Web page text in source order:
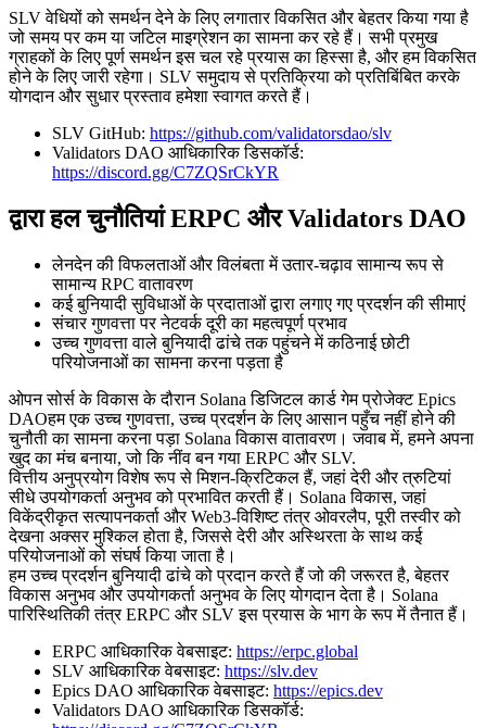
SLV वेधियों को समर्थन देने के लिए लगातार विकसित और बेहतर किया गया है
जो समय पर कम या जटिल माइग्रेशन का सामना कर रहे हैं। सभी प्रमुख
ग्राहकों के लिए पूर्ण समर्थन इस चल रहे प्रयास का हिस्सा है, और हम विकसित
होने के लिए जारी रहेगा। SLV समुदाय से प्रतिक्रिया को प्रतिबिंबित करके
योगदान और सुधार प्रस्ताव हमेशा स्वागत करते हैं।
SLV GitHub: https://github.com/validatorsdao/slv
Validators DAO आधिकारिक डिसकॉर्ड:
https://discord.gg/C7ZQSrCkYR
द्वारा हल चुनौतियां ERPC और Validators DAO
लेनदेन की विफलताओं और विलंबता में उतार-चढ़ाव सामान्य रूप से
सामान्य RPC वातावरण
कई बुनियादी सुविधाओं के प्रदाताओं द्वारा लगाए गए प्रदर्शन की सीमाएं
संचार गुणवत्ता पर नेटवर्क दूरी का महत्वपूर्ण प्रभाव
उच्च गुणवत्ता वाले बुनियादी ढांचे तक पहुंचने में कठिनाई छोटी
परियोजनाओं का सामना करना पड़ता है
ओपन सोर्स के विकास के दौरान Solana डिजिटल कार्ड गेम प्रोजेक्ट Epics
DAOहम एक उच्च गुणवत्ता, उच्च प्रदर्शन के लिए आसान पहुँच नहीं होने की
चुनौती का सामना करना पड़ा Solana विकास वातावरण। जवाब में, हमने अपना
खुद का मंच बनाया, जो कि नींव बन गया ERPC और SLV.
वित्तीय अनुप्रयोग विशेष रूप से मिशन-क्रिटिकल हैं, जहां देरी और त्रुटियां
सीधे उपयोगकर्ता अनुभव को प्रभावित करती हैं। Solana विकास, जहां
विकेंद्रीकृत सत्यापनकर्ता और Web3-विशिष्ट तंत्र ओवरलैप, पूरी तस्वीर को
देखना अक्सर मुश्किल होता है, जिससे देरी और अस्थिरता के साथ कई
परियोजनाओं को संघर्ष किया जाता है।
हम उच्च प्रदर्शन बुनियादी ढांचे को प्रदान करते हैं जो की जरूरत है, बेहतर
विकास अनुभव और उपयोगकर्ता अनुभव के लिए योगदान देता है। Solana
पारिस्थितिकी तंत्र ERPC और SLV इस प्रयास के भाग के रूप में तैनात हैं।
ERPC आधिकारिक वेबसाइट: https://erpc.global
SLV आधिकारिक वेबसाइट: https://slv.dev
Epics DAO आधिकारिक वेबसाइट: https://epics.dev
Validators DAO आधिकारिक डिसकॉर्ड: